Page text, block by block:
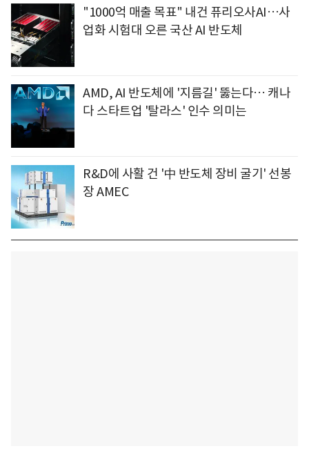
"1000억 매출 목표" 내건 퓨리오사AI…사
업화 시험대 오른 국산 AI 반도체
AMD, AI 반도체에 '지름길' 뚫는다… 캐나
다 스타트업 '탈라스' 인수 의미는
R&D에 사활 건 '中 반도체 장비 굴기' 선봉
장 AMEC